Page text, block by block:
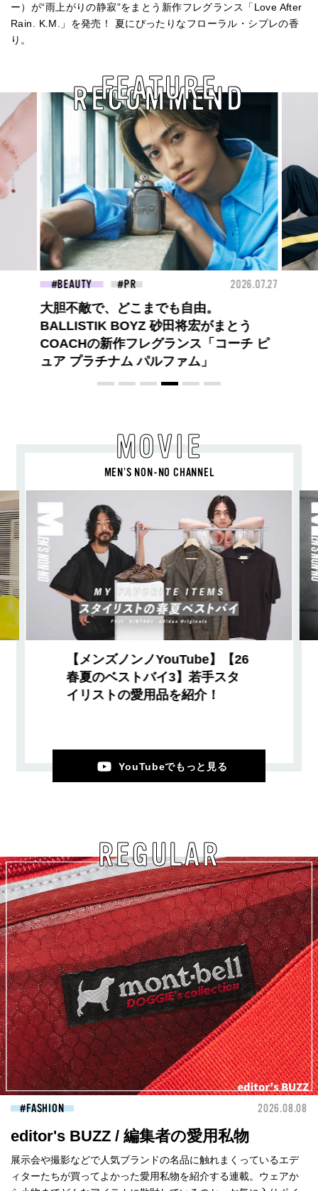
ー）が“雨上がりの静寂”をまとう新作フレグランス「Love After
Rain. K.M.」を発売！ 夏にぴったりなフローラル・シプレの香
り。
RECOMMEND
FEATURE
FASHION 2026.07.09
ロエベの新しい世界へようこそ。大胆な
コントラストとレイヤードの先に。装う
喜び、明るいスピリット
MOVIE
MEN’S NON-NO CHANNEL
【メンズノンノYouTube】【26
春夏のベストバイ3】若手スタ
イリストの愛用品を紹介！
YouTubeでもっと見る
REGULAR
FASHION 2026.08.08
editor's BUZZ / 編集者の愛用私物
展示会や撮影などで人気ブランドの名品に触れまくっているエデ
ィターたちが買ってよかった愛用私物を紹介する連載。ウェアか